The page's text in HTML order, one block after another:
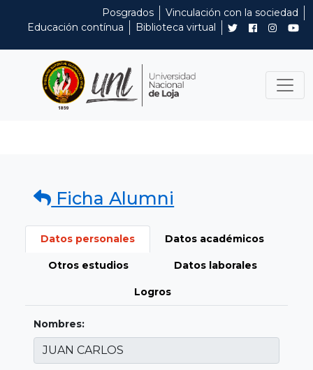
Posgrados
Vinculación con la sociedad
Educación contínua
Biblioteca virtual
Ficha Alumni
Datos personales Datos académicos
Otros estudios Datos laborales
Logros
Nombres: